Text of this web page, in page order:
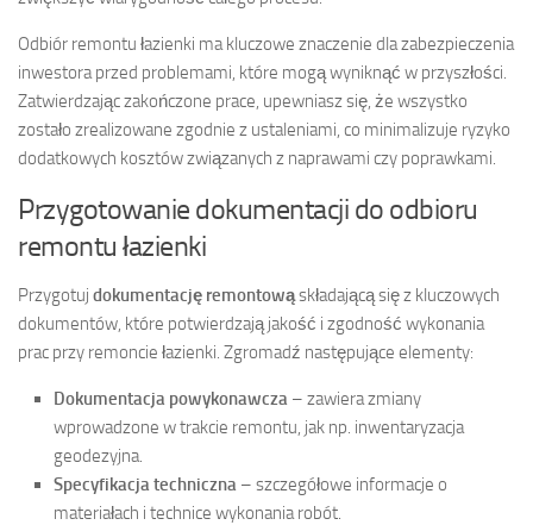
Odbiór remontu łazienki ma kluczowe znaczenie dla zabezpieczenia
inwestora przed problemami, które mogą wyniknąć w przyszłości.
Zatwierdzając zakończone prace, upewniasz się, że wszystko
zostało zrealizowane zgodnie z ustaleniami, co minimalizuje ryzyko
dodatkowych kosztów związanych z naprawami czy poprawkami.
Przygotowanie dokumentacji do odbioru
remontu łazienki
Przygotuj dokumentację remontowąskładającą się z kluczowych
dokumentów, które potwierdzają jakość i zgodność wykonania
prac przy remoncie łazienki. Zgromadź następujące elementy:
Dokumentacja powykonawcza – zawiera zmiany
wprowadzone w trakcie remontu, jak np. inwentaryzacja
geodezyjna.
Specyfikacja techniczna – szczegółowe informacje o
materiałach i technice wykonania robót.